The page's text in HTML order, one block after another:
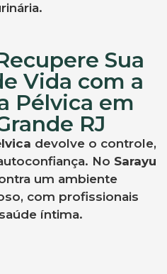
Sua
Vida com a
Pélvica em
RJ
devolve o controle,
No Sarayu
um ambiente
com profissionais
íntima.